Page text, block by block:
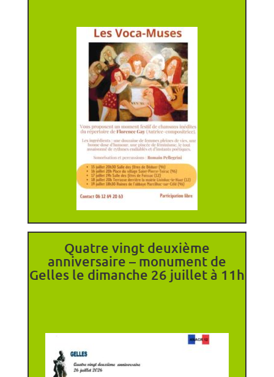
Quatre vingt deuxième
anniversaire – monument de
Gelles le dimanche 26 juillet à 11h